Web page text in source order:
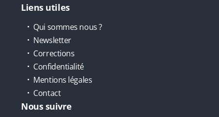
Liens utiles
Qui sommes nous ?
Newsletter
Corrections
Confidentialité
Mentions légales
Contact
Nous suivre